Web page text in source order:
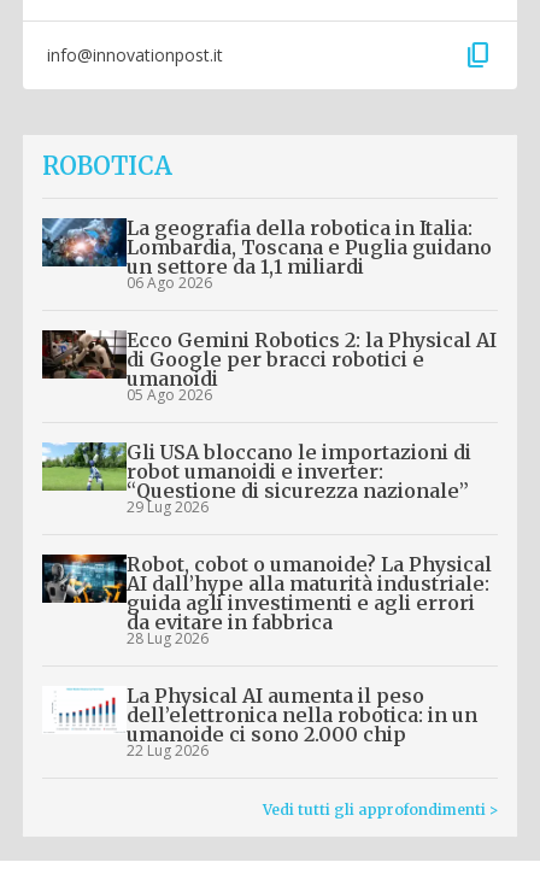
info@innovationpost.it content_copy
ROBOTICA
La geografia della robotica in Italia:
Lombardia, Toscana e Puglia guidano
un settore da 1,1 miliardi
06 Ago 2026
Ecco Gemini Robotics 2: la Physical AI
di Google per bracci robotici e
umanoidi
05 Ago 2026
Gli USA bloccano le importazioni di
robot umanoidi e inverter:
“Questione di sicurezza nazionale”
29 Lug 2026
Robot, cobot o umanoide? La Physical
AI dall’hype alla maturità industriale:
guida agli investimenti e agli errori
da evitare in fabbrica
28 Lug 2026
La Physical AI aumenta il peso
dell’elettronica nella robotica: in un
umanoide ci sono 2.000 chip
22 Lug 2026
Vedi tutti gli approfondimenti >